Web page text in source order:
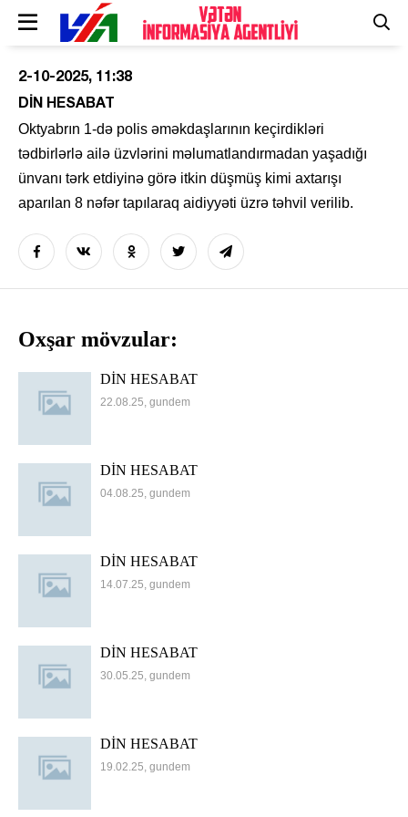
2-10-2025, 11:38
DİN HESABAT
Oktyabrın 1-də polis əməkdaşlarının keçirdikləri
tədbirlərlə ailə üzvlərini məlumatlandırmadan yaşadığı
ünvanı tərk etdiyinə görə itkin düşmüş kimi axtarışı
aparılan 8 nəfər tapılaraq aidiyyəti üzrə təhvil verilib.
Oxşar mövzular:
DİN HESABAT
22.08.25, gundem
DİN HESABAT
04.08.25, gundem
DİN HESABAT
14.07.25, gundem
DİN HESABAT
30.05.25, gundem
DİN HESABAT
19.02.25, gundem